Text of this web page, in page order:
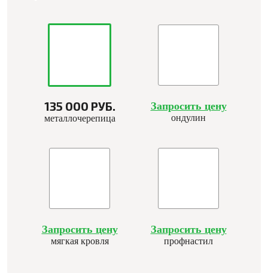
135 000 РУБ.
металлочерепица
Запросить цену
ондулин
Запросить цену
мягкая кровля
Запросить цену
профнастил